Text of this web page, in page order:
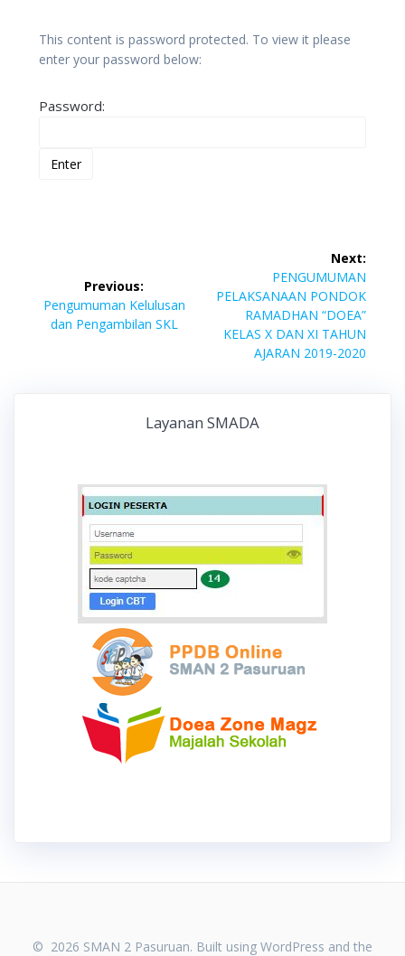
This content is password protected. To view it please
enter your password below:
Password:
navigation
Previous:
Previous
post:
Pengumuman Kelulusan
dan Pengambilan SKL
Next:
Next
post:
PENGUMUMAN
PELAKSANAAN PONDOK
RAMADHAN “DOEA”
KELAS X DAN XI TAHUN
AJARAN 2019-2020
Layanan SMADA
© 2026 SMAN 2 Pasuruan. Built using WordPress and the